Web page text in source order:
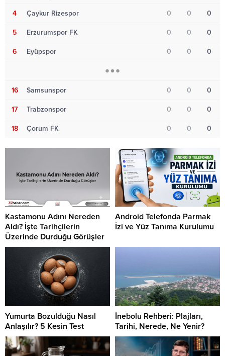
4 Çaykur Rizespor 0 0 0
5 Erzurumspor FK 0 0 0
6 Eyüpspor 0 0 0
16 Samsunspor 0 0 0
17 Trabzonspor 0 0 0
18 Çorum FK 0 0 0
Kastamonu Adını Nereden
Aldı? İşte Tarihçilerin
Üzerinde Durduğu Görüşler
Android Telefonda Parmak
İzi ve Yüz Tanıma Kurulumu
Yumurta Bozulduğu Nasıl
Anlaşılır? 5 Kesin Test
İnebolu Rehberi: Plajları,
Tarihi, Nerede, Ne Yenir?